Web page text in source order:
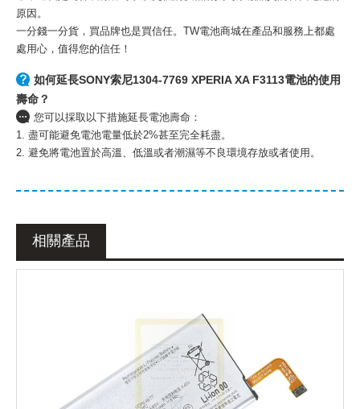
原因。
一分錢一分貨，買品牌也是買信任。TW電池商城在產品和服務上都處
處用心，值得您的信任！
如何延長SONY索尼1304-7769 XPERIA XA F3113電池的使用
壽命？
您可以採取以下措施延長電池壽命：
1. 盡可能避免電池電量低於2%甚至完全耗盡。
2. 避免將電池置於高溫、低溫或者潮濕等不良環境存放或者使用。
相關產品